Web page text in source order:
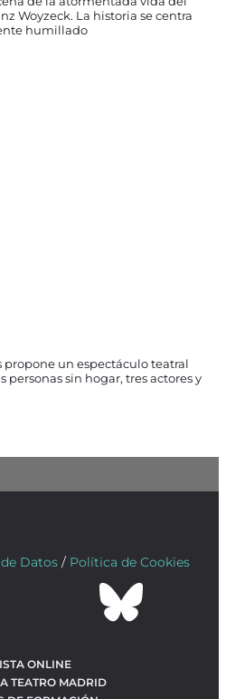
Woyzeck. La historia se centra
humillado
un espectáculo teatral
personas sin hogar, tres actores y
Datos / Política de Cookies
ONLINE
TEATRO MADRID